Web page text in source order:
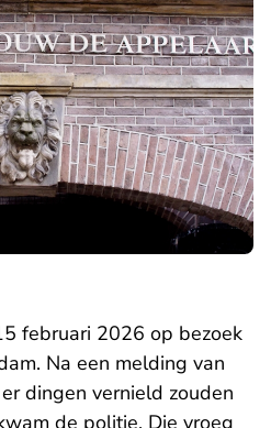
februari 2026 op bezoek
Na een melding van
dingen vernield zouden
de politie. Die vroeg